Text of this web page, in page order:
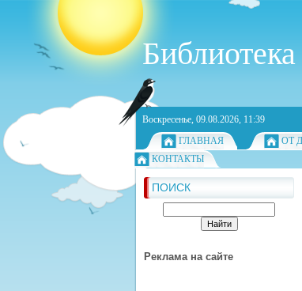
Библиотека
Воскресенье, 09.08.2026, 11:39
ГЛАВНАЯ
ОТ
КОНТАКТЫ
ПОИСК
Реклама на сайте